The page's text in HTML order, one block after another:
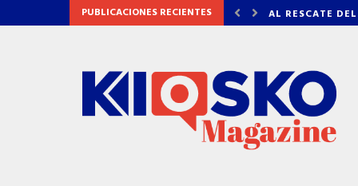
PUBLICACIONES RECIENTES
CINERAMA DOME VADHIR